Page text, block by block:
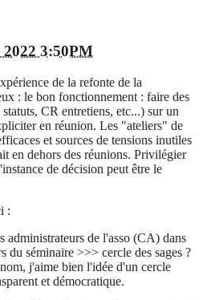
3:50PM
de la refonte de la
: le bon fonctionnement : faire des
CR entretiens, etc...) sur un
en réunion. Les "ateliers" de
et sources de tensions inutiles
en dehors des réunions. Privilégier
de décision peut être le
:
administrateurs de l'asso (CA) dans
du séminaire >>> cercle des sages ?
j'aime bien l'idée d'un cercle
et démocratique.